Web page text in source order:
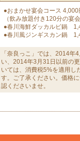
●おまかせ宴会コース
（飲み放題付き120分の宴
●春川海鮮ダッカルビ鍋
●春川風ジンギスカン鍋
「奈良っこ」では、2014年
い、2014年3月31日以前の
いては、消費税5%を適用し
す。ご了承ください。価格
認くださいませ。